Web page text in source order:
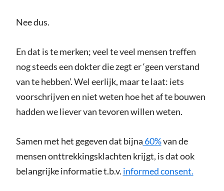
Nee dus.
En dat is te merken; veel te veel mensen treffen
nog steeds een dokter die zegt er ‘geen verstand
van te hebben’. Wel eerlijk, maar te laat: iets
voorschrijven en niet weten hoe het af te bouwen
hadden we liever van tevoren willen weten.
Samen met het gegeven dat bijna 60%van de
mensen onttrekkingsklachten krijgt, is dat ook
belangrijke informatie t.b.v. informed consent.